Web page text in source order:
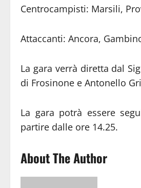
Centrocampisti: Marsili,
Attaccanti: Ancora,
La gara verrà diretta dal
di Frosinone e Antonello
La gara potrà essere
partire dalle ore 14.25.
About The Author